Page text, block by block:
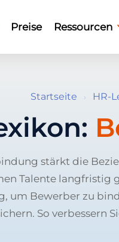
Preise Ressourcen
Startseite › HR-
stärkt die
Talente langfristig
um Bewerber zu
So verbessern